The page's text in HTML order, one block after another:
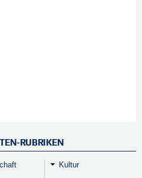
RUBRIKEN
Kultur